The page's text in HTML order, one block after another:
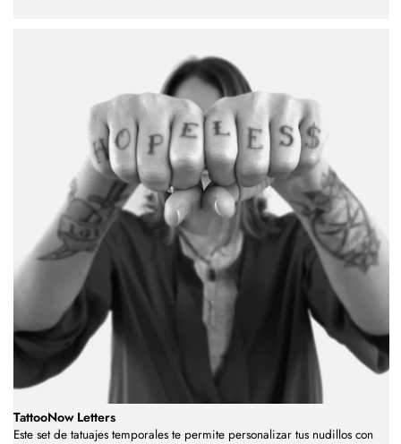
TattooNow Letters
Este set de tatuajes temporales te permite personalizar tus nudillos con